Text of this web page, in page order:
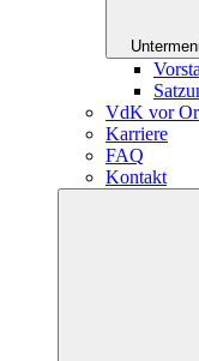
VdK vor
Karriere
FAQ
Kontakt